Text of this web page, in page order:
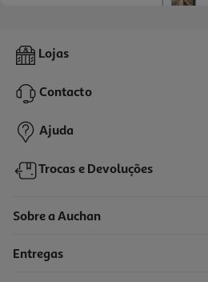
P. Ecrã Dbramante Eco-Shield Preto A27
18,99 €
Lojas
Contacto
Ajuda
Trocas e Devoluções
Sobre a Auchan
Entregas